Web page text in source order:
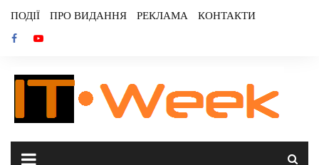
content
ПОДІЇ ПРО ВИДАННЯ РЕКЛАМА КОНТАКТИ